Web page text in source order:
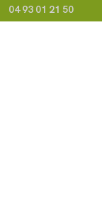
04 93 01 21 50